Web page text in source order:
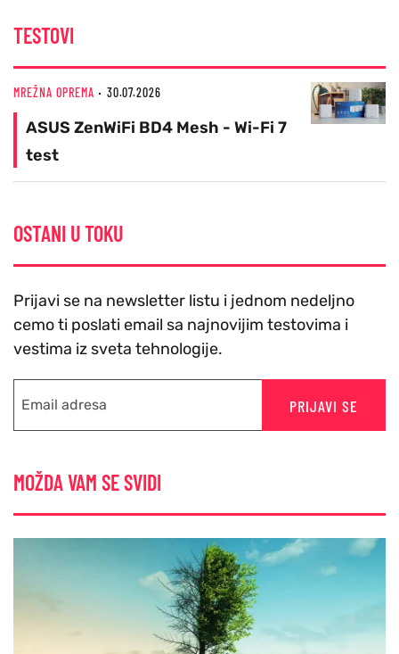
TESTOVI
MREŽNA OPREMA 30.07.2026
ASUS ZenWiFi BD4 Mesh - Wi-Fi 7
test
OSTANI U TOKU
Prijavi se na newsletter listu i jednom nedeljno
cemo ti poslati email sa najnovijim testovima i
vestima iz sveta tehnologije.
PRIJAVI SE
MOŽDA VAM SE SVIDI